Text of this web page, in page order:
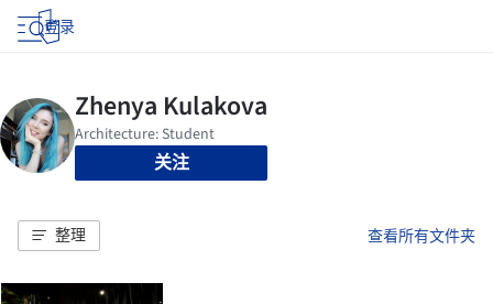
登录
关注
整理 查看所有文件夹